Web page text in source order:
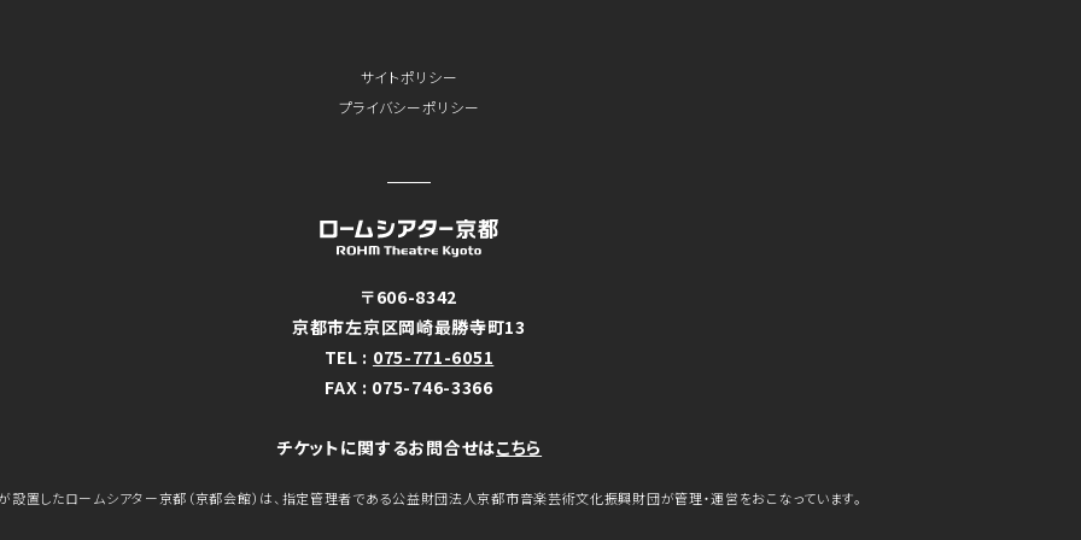
サイトポリシー
プライバシーポリシー
〒606-8342
京都市左京区岡崎最勝寺町13
TEL : 075-771-6051
FAX : 075-746-3366
チケットに関するお問合せはこちら
設置したロームシアター京都（京都会館）は、指定管理者である公益財団法人京都市音楽芸術文化振興財団が管理・運営をおこなっています。